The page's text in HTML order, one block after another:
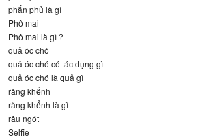
phấn phủ là gì
Phô mai
Phô mai là gì ?
quả óc chó
quả óc chó có tác dụng gì
quả óc chó là quả gì
răng khểnh
răng khểnh là gì
râu ngót
Selfie